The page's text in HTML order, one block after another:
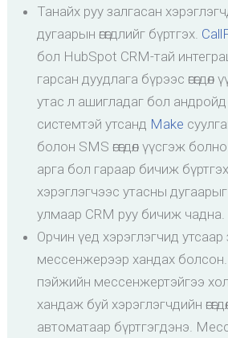
Танайх руу залгасан
дугаарын өгөгдлийг бүртгэх.
бол HubSpot CRM-тай
гарсан дуудлага бүрээс өгөгдөл
утас л ашигладаг бол
системтэй утсанд Make
болон SMS өгөгдөл үүсгэж
арга бол гараар бичиж
хэрэглэгчээс утасны
улмаар CRM руу бичиж чадна.
Орчин үед хэрэглэгчид утсаар
мессенжерээр хандах
пэйжийн мессенжертэйгээ
хандаж буй хэрэглэгчдийн
автоматаар бүртгэгдэнэ.